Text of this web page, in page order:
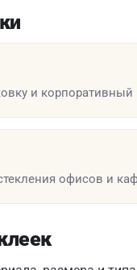
и корпоративный
офисов и